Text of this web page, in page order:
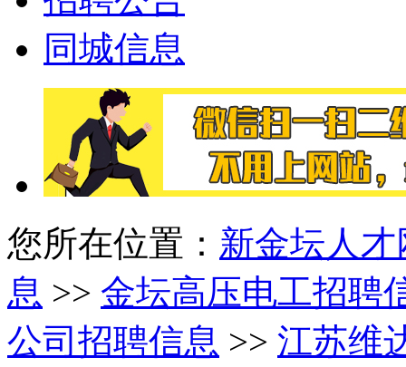
同城信息
您所在位置： 新金坛人才
息 >> 金坛高压电工招聘
公司招聘信息 >> 江苏维